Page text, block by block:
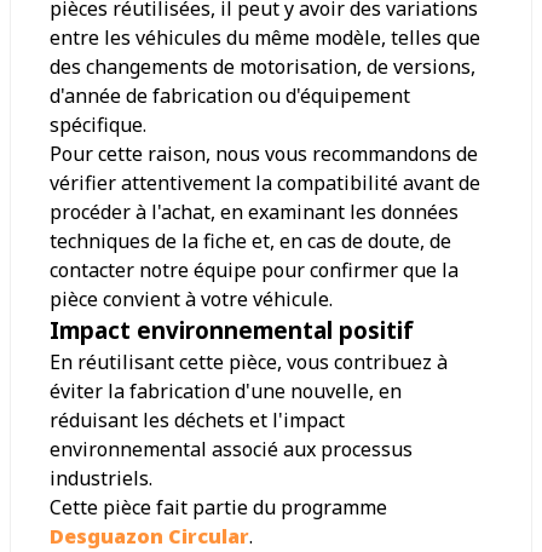
pièces réutilisées, il peut y avoir des variations
entre les véhicules du même modèle, telles que
des changements de motorisation, de versions,
d'année de fabrication ou d'équipement
spécifique.
Pour cette raison, nous vous recommandons de
vérifier attentivement la compatibilité avant de
procéder à l'achat, en examinant les données
techniques de la fiche et, en cas de doute, de
contacter notre équipe pour confirmer que la
pièce convient à votre véhicule.
Impact environnemental positif
En réutilisant cette pièce, vous contribuez à
éviter la fabrication d'une nouvelle, en
réduisant les déchets et l'impact
environnemental associé aux processus
industriels.
Cette pièce fait partie du programme
Desguazon Circular.